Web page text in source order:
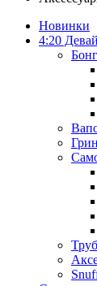
Новинки
4:20